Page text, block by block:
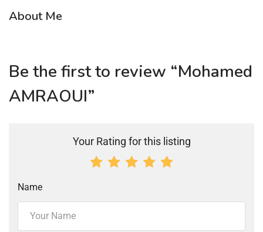
About Me
Be the first to review “Mohamed
AMRAOUI”
Your Rating for this listing
Name